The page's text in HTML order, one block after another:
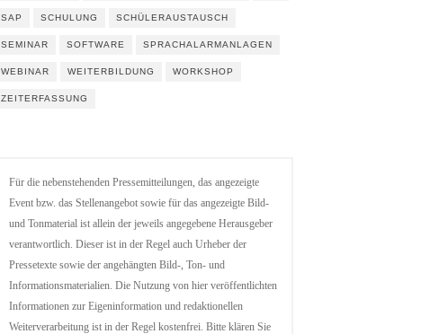
SAP SCHULUNG SCHÜLERAUSTAUSCH
SEMINAR SOFTWARE SPRACHALARMANLAGEN
WEBINAR WEITERBILDUNG WORKSHOP
ZEITERFASSUNG
Für die nebenstehenden Pressemitteilungen, das angezeigte
Event bzw. das Stellenangebot sowie für das angezeigte Bild-
und Tonmaterial ist allein der jeweils angegebene Herausgeber
verantwortlich. Dieser ist in der Regel auch Urheber der
Pressetexte sowie der angehängten Bild-, Ton- und
Informationsmaterialien. Die Nutzung von hier veröffentlichten
Informationen zur Eigeninformation und redaktionellen
Weiterverarbeitung ist in der Regel kostenfrei. Bitte klären Sie